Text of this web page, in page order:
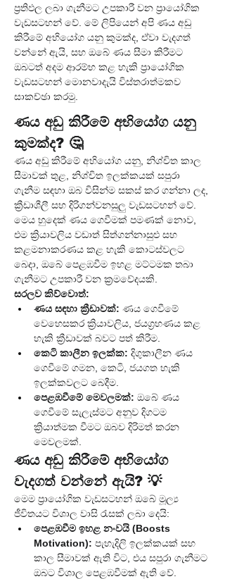
ප්‍රතිඵල ලබා ගැනීමට උපකාරී වන ප්‍රායෝගික
වැඩසටහන් වේ. මේ ලිපියෙන් අපි ණය අඩු
කිරීමේ අභියෝග යනු කුමක්ද, ඒවා වැදගත්
වන්නේ ඇයි, සහ ඔබේ ණය සීමා කිරීමට
ඔබටත් අදම ආරම්භ කළ හැකි ප්‍රායෝගික
වැඩසටහන් මොනවාදැයි විස්තරාත්මකව
සාකච්ඡා කරමු.
ණය අඩු කිරීමේ අභියෝග යනු
කුමක්ද? 🤔
ණය අඩු කිරීමේ අභියෝග යනු, නිශ්චිත කාල
සීමාවක් තුළ, නිශ්චිත ඉලක්කයක් සපුරා
ගැනීම සඳහා ඔබ විසින්ම සකස් කර ගන්නා ලද,
ක්‍රීඩාශීලී සහ දිරිගන්වනසුලු වැඩසටහන් වේ.
මෙය හුදෙක් ණය ගෙවීමක් පමණක් නොව,
එම ක්‍රියාවලිය වඩාත් සිත්ගන්නාසුළු සහ
කළමනාකරණය කළ හැකි කොටස්වලට
බෙදා, ඔබේ පෙළඹවීම ඉහළ මට්ටමක තබා
ගැනීමට උපකාරී වන ක්‍රමවේදයකි.
සරලව කිව්වොත්:
ණය සඳහා ක්‍රීඩාවක්: ණය ගෙවීමේ
වෙහෙසකර ක්‍රියාවලිය, ජයග්‍රහණය කළ
හැකි ක්‍රීඩාවක් බවට පත් කිරීම.
කෙටි කාලීන ඉලක්ක: දිගුකාලීන ණය
ගෙවීමේ ගමන, කෙටි, ජයගත හැකි
ඉලක්කවලට බෙදීම.
පෙළඹවීමේ මෙවලමක්: ඔබේ ණය
ගෙවීමේ සැලැස්මට අනුව දිගටම
ක්‍රියාත්මක වීමට ඔබව දිරිමත් කරන
මෙවලමක්.
ණය අඩු කිරීමේ අභියෝග
වැදගත් වන්නේ ඇයි? 💡
මෙම ප්‍රායෝගික වැඩසටහන් ඔබේ මූල්‍ය
ජීවිතයට විශාල වාසි රැසක් ලබා දෙයි:
පෙළඹවීම ඉහළ නංවයි (Boosts
Motivation): පැහැදිලි ඉලක්කයක් සහ
කාල සීමාවක් ඇති විට, එය සපුරා ගැනීමට
ඔබට විශාල පෙළඹවීමක් ඇති වේ.